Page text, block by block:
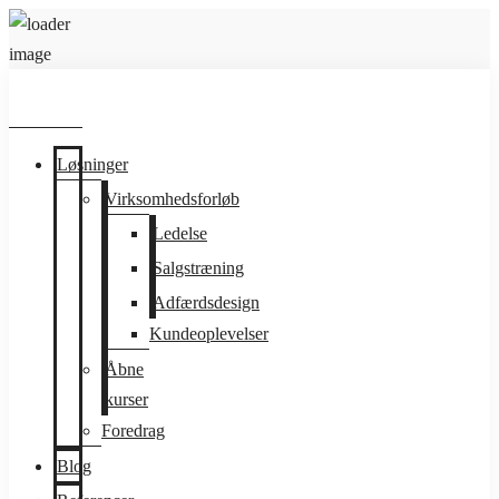
Løsninger
Virksomhedsforløb
Ledelse
Salgstræning
Adfærdsdesign
Kundeoplevelser
Åbne
kurser
Foredrag
Blog